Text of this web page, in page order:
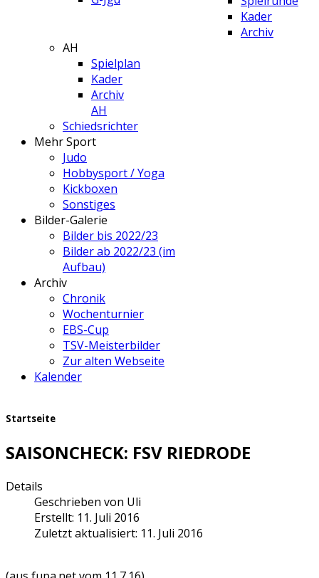
Kader
Archiv
AH
Spielplan
Kader
Archiv
AH
Schiedsrichter
Mehr Sport
Judo
Hobbysport / Yoga
Kickboxen
Sonstiges
Bilder-Galerie
Bilder bis 2022/23
Bilder ab 2022/23 (im
Aufbau)
Archiv
Chronik
Wochenturnier
EBS-Cup
TSV-Meisterbilder
Zur alten Webseite
Kalender
Startseite
SAISONCHECK: FSV RIEDRODE
Details
Geschrieben von Uli
Erstellt: 11. Juli 2016
Zuletzt aktualisiert: 11. Juli 2016